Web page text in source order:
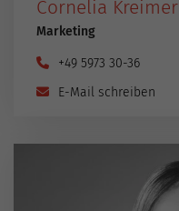
Cornelia Kreimer
Marketing
+49 5973 30-36
E-Mail schreiben